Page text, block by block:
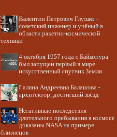
Валентин Петрович Глушко -
советский инженер и учёный в
области ракетно-космической
техники
4 октября 1957 года с Байконура
был запущен первый в мире
искусственный спутник Земли
Галина Андреевна Балашова -
архитектор, достигший звёзд
Негативные последствия
длительного пребывания в космосе
доказаны NASA на примере
близнецов